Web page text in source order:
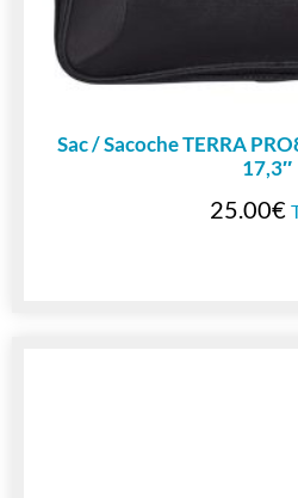
Sac / Sacoche TERRA
17,3″
25.00€